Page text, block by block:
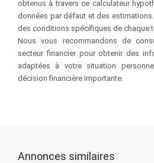
obtenus à travers ce calculateur
données par défaut et des
des conditions spécifiques de chaque
Nous vous recommandons de
secteur financier pour obtenir des
adaptées à votre situation
décision financière importante.
Annonces similaires